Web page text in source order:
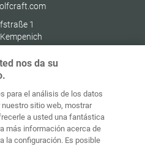
1
Kempenich
Aviso legal
Protección de
datos
nos da su
para el análisis de los datos
sitio web, mostrar
a usted una fantástica
más información acerca de
la configuración. Es posible